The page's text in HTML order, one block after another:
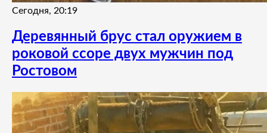
Сегодня, 20:19
Деревянный брус стал оружием в
роковой ссоре двух мужчин под
Ростовом